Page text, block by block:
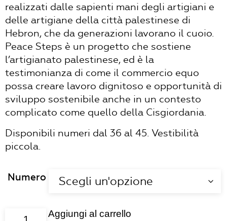
realizzati dalle sapienti mani degli artigiani e
delle artigiane della città palestinese di
Hebron, che da generazioni lavorano il cuoio.
Peace Steps è un progetto che sostiene
l’artigianato palestinese, ed è la
testimonianza di come il commercio equo
possa creare lavoro dignitoso e opportunità di
sviluppo sostenibile anche in un contesto
complicato come quello della Cisgiordania.
Disponibili numeri dal 36 al 45. Vestibilità
piccola.
Numero
Sandali
Aggiungi al carrello